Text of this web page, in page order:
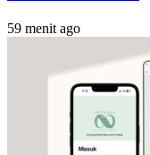
59 menit ago